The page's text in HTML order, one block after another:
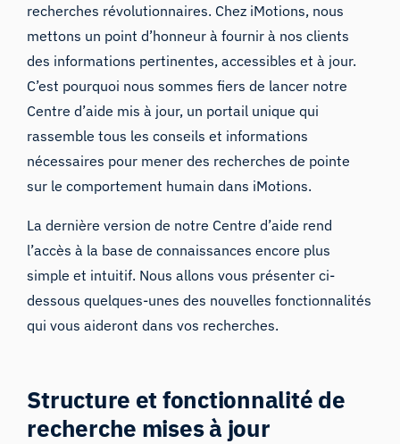
recherches révolutionnaires. Chez iMotions, nous
mettons un point d’honneur à fournir à nos clients
des informations pertinentes, accessibles et à jour.
C’est pourquoi nous sommes fiers de lancer notre
Centre d’aide mis à jour, un portail unique qui
rassemble tous les conseils et informations
nécessaires pour mener des recherches de pointe
sur le comportement humain dans iMotions.
La dernière version de notre Centre d’aide rend
l’accès à la base de connaissances encore plus
simple et intuitif. Nous allons vous présenter ci-
dessous quelques-unes des nouvelles fonctionnalités
qui vous aideront dans vos recherches.
Structure et fonctionnalité de
recherche mises à jour